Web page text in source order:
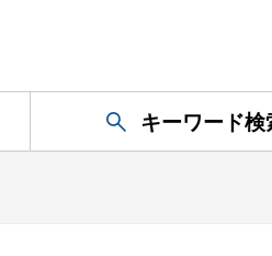
キーワード検